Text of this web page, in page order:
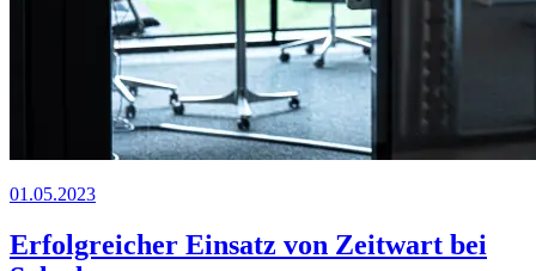
01.05.2023
Erfolgreicher Einsatz von Zeitwart bei